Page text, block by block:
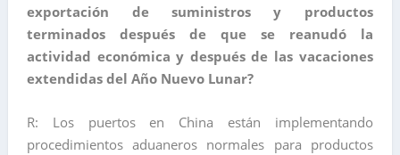
exportación de suministros y productos
terminados después de que se reanudó la
actividad económica y después de las vacaciones
extendidas del Año Nuevo Lunar?
R: Los puertos en China están implementando
procedimientos aduaneros normales para productos